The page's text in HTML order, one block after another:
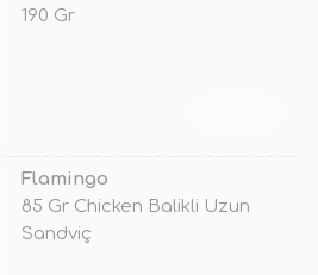
190 Gr
Flamingo
85 Gr Chicken Balikli Uzun
Sandviç